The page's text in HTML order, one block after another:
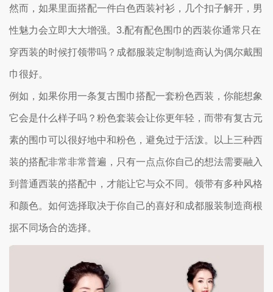
然而，如果里面搭配一件白色西装衬衫，几个扣子解开，男
性魅力会立即大大增强。3.配有配色围巾的西装你通常只在
穿西装的时候打领带吗？成都服装定制制造商认为偶尔戴围
巾很好。
例如，如果你用一条复古围巾搭配一套粉色西装，你能想象
它会是什么样子吗？粉色套装会让你更年轻，而带有复古元
素的围巾可以很好地中和粉色，避免过于活泼。以上三种西
装的搭配非常非常普遍，只有一点点你自己的想法需要融入
到普通西装的搭配中，才能让它与众不同。领带有多种风格
和颜色。如何选择取决于你自己的喜好和成都服装制造商根
据不同场合的选择。